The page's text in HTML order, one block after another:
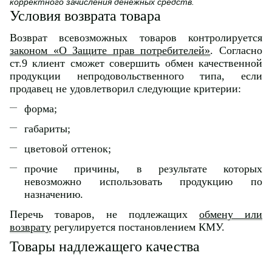
Условия возврата товара
Возврат всевозможных товаров контролируется
законом «О Защите прав потребителей». Согласно
ст.9 клиент сможет совершить обмен качественной
продукции непродовольственного типа, если
продавец не удовлетворил следующие критерии:
форма;
габариты;
цветовой оттенок;
прочие причины, в результате которых
невозможно использовать продукцию по
назначению.
Перечь товаров, не подлежащих обмену или
возврату регулируется постановлением КМУ.
Товары надлежащего качества